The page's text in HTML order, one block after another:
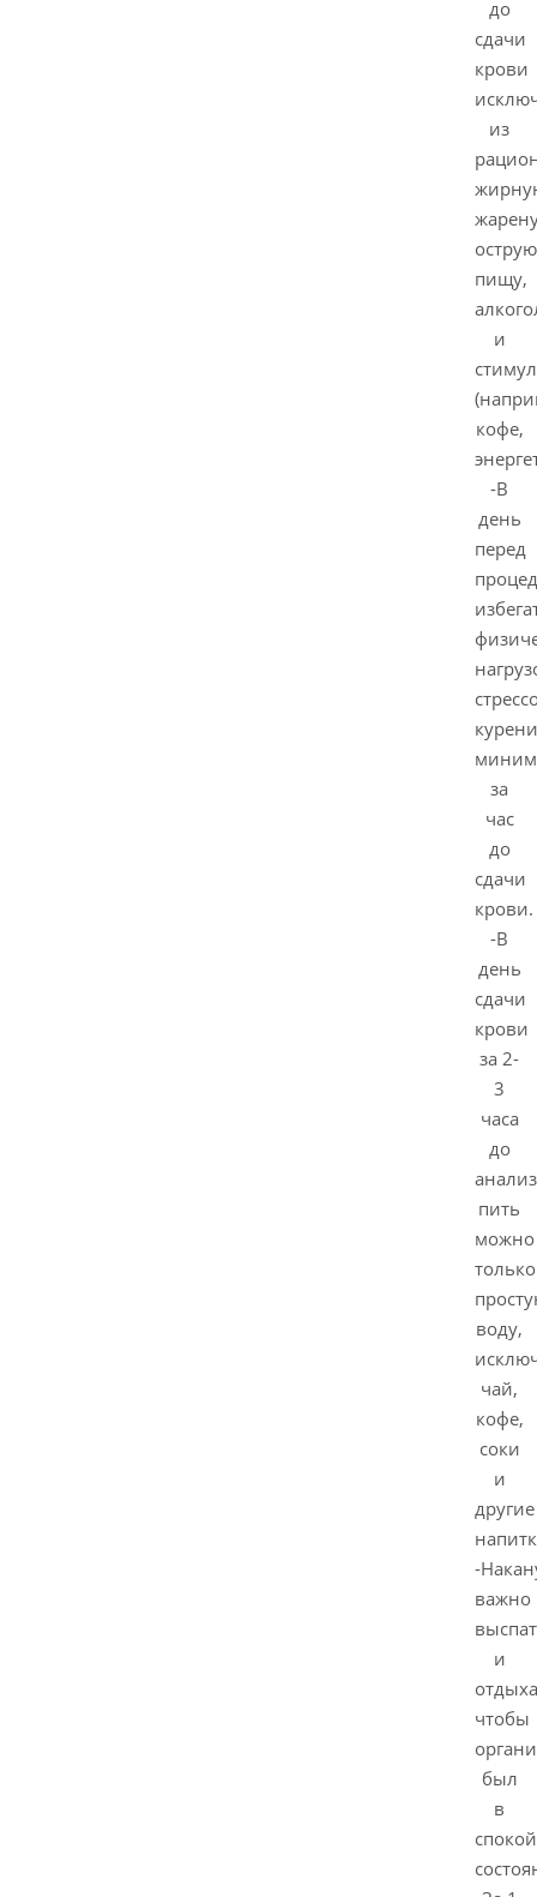
до
сдачи
крови
из
острую
пищу,
и
кофе,
-В
день
перед
за
час
до
сдачи
крови.
-В
день
сдачи
крови
за 2-
3
часа
до
пить
можно
только
воду,
чай,
кофе,
соки
и
другие
-
важно
и
чтобы
был
в